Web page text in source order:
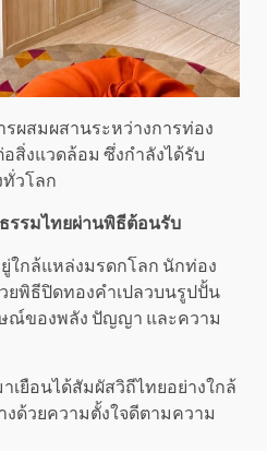
ผสมผสานระหว่างการท่อง
สิ่งแวดล้อม ซึ่งกำลังได้รับ
วโลก
รรมไทยผ่านพิธีต้อนรับ
ใกล้แหล่งมรดกโลก นักท่อง
ยพิธีปิดทองคำเปลวบนรูปปั้น
ณ์ของพลัง ปัญญา และความ
เยือนได้สัมผัสวิถีไทยอย่างใกล้
ด้วยความตั้งใจดีตามความ